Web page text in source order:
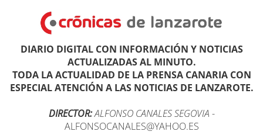
DIARIO DIGITAL CON INFORMACIÓN Y NOTICIAS
ACTUALIZADAS AL MINUTO.
TODA LA ACTUALIDAD DE LA PRENSA CANARIA CON
ESPECIAL ATENCIÓN A LAS NOTICIAS DE LANZAROTE.
DIRECTOR:ALFONSO CANALES SEGOVIA -
ALFONSOCANALES@YAHOO.ES